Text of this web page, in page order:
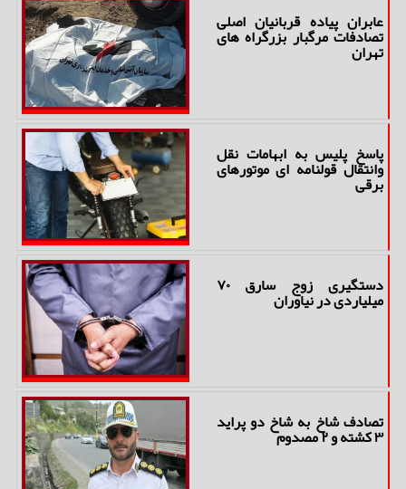
عابران پیاده قربانیان اصلی
تصادفات مرگبار بزرگراه های
تهران
پاسخ پلیس به ابهامات نقل
وانتقال قولنامه ای موتورهای
برقی
دستگیری زوج سارق ۷۰
میلیاردی در نیاوران
تصادف شاخ به شاخ دو پراید
۳ کشته و ۲ مصدوم